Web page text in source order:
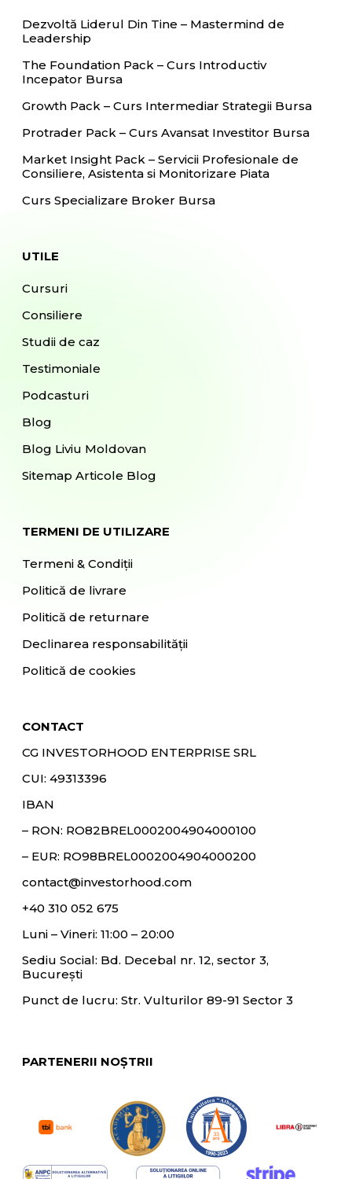
Dezvoltă Liderul Din Tine – Mastermind de
Leadership
The Foundation Pack – Curs Introductiv
Incepator Bursa
Growth Pack – Curs Intermediar Strategii Bursa
Protrader Pack – Curs Avansat Investitor Bursa
Market Insight Pack – Servicii Profesionale de
Consiliere, Asistenta si Monitorizare Piata
Curs Specializare Broker Bursa
UTILE
Cursuri
Consiliere
Studii de caz
Testimoniale
Podcasturi
Blog
Blog Liviu Moldovan
Sitemap Articole Blog
TERMENI DE UTILIZARE
Termeni & Condiții
Politică de livrare
Politică de returnare
Declinarea responsabilității
Politică de cookies
CONTACT
CG INVESTORHOOD ENTERPRISE SRL
CUI: 49313396
IBAN
– RON: RO82BREL0002004904000100
– EUR: RO98BREL0002004904000200
contact@investorhood.com
+40 310 052 675
Luni – Vineri: 11:00 – 20:00
Sediu Social: Bd. Decebal nr. 12, sector 3,
București
Punct de lucru: Str. Vulturilor 89-91 Sector 3
PARTENERII NOȘTRII